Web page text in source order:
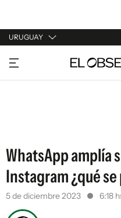
URUGUAY
URUGUAY
ARGENTINA
WhatsApp amplía
Instagram ¿qué
5 de diciembre 2023 6:18